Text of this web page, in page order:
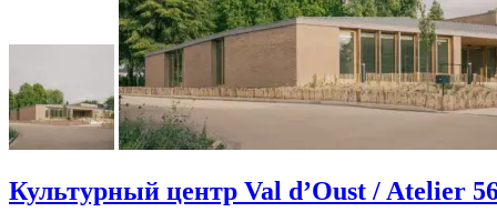
Культурный центр Val d’Oust / Atelier